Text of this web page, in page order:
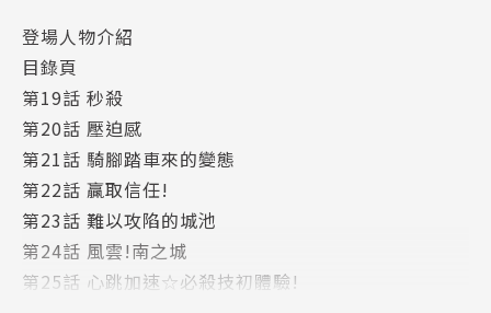
登場人物介紹
目錄頁
第19話 秒殺
第20話 壓迫感
第21話 騎腳踏車來的變態
第22話 贏取信任!
第23話 難以攻陷的城池
第24話 風雲!南之城
第25話 心跳加速☆必殺技初體驗!